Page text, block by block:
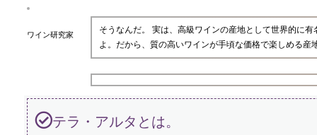
ワイン研究家
そうなんだ。 実は、高級ワインの産地として世界的に
よ。だから、質の高いワインが手頃な価格で楽しめる産
テラ・アルタとは。